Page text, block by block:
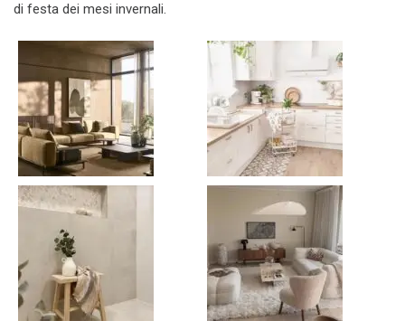
di festa dei mesi invernali.